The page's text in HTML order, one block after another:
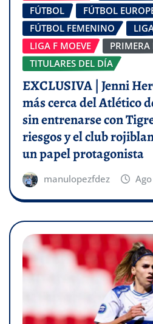
FÚTBOL
FÚTBOL
FÚTBOL FEMENINO
LIGA F MOEVE
TITULARES DEL DÍA
EXCLUSIVA | Jenni
más cerca del Atlético
sin entrenarse con
riesgos y el club
un papel protagonista
manulopezfdez